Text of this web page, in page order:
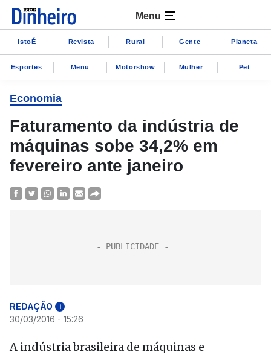
Menu
IstoÉ Revista Rural Gente Planeta
Esportes Menu Motorshow Mulher Pet
Economia
Faturamento da indústria de
máquinas sobe 34,2% em
fevereiro ante janeiro
REDAÇÃO i
30/03/2016 - 15:26
A indústria brasileira de máquinas e